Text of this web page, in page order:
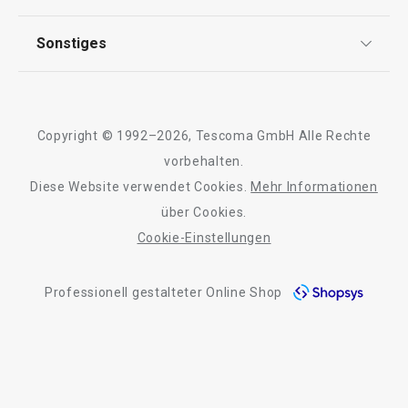
Warenkorb
Kontaktformular
Qualität
Sonstiges
Barrierefreiheit
Copyright © 1992–2026, Tescoma GmbH Alle Rechte
vorbehalten.
Diese Website verwendet Cookies.
Mehr Informationen
über Cookies.
Cookie-Einstellungen
Professionell gestalteter Online Shop